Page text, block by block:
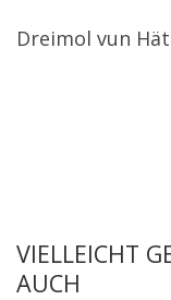
Dreimol vun
VIELLEICHT
AUCH